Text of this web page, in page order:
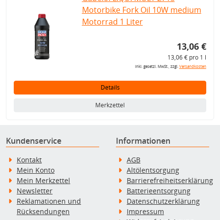
Motorbike Fork Oil 10W medium
Motorrad 1 Liter
13,06 €
13,06 € pro 1 l
inkl. gesetzl. MwSt., zzgl.Versandkosten
Details
Merkzettel
Kundenservice
Kontakt
Mein Konto
Mein Merkzettel
Newsletter
Reklamationen und
Rücksendungen
Informationen
AGB
Altölentsorgung
Barrierefreiheitserklärung
Batterieentsorgung
Datenschutzerklärung
Impressum